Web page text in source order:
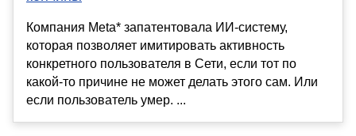
Компания Meta* запатентовала ИИ-систему,
которая позволяет имитировать активность
конкретного пользователя в Сети, если тот по
какой-то причине не может делать этого сам. Или
если пользователь умер. ...